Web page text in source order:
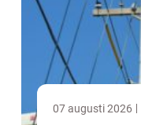
07 augusti 2026